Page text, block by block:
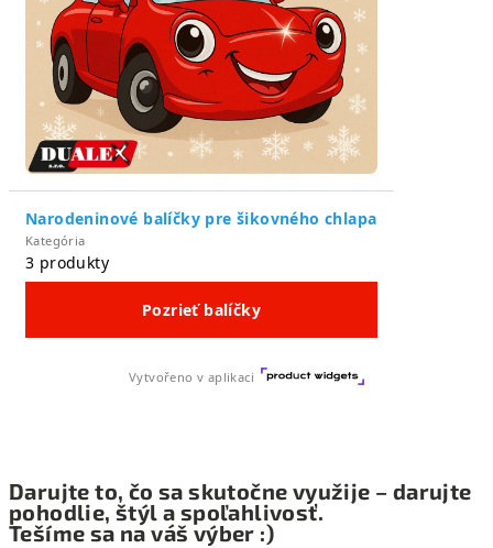
Darujte to, čo sa skutočne využije – darujte
pohodlie, štýl a spoľahlivosť.
Tešíme sa na váš výber :)